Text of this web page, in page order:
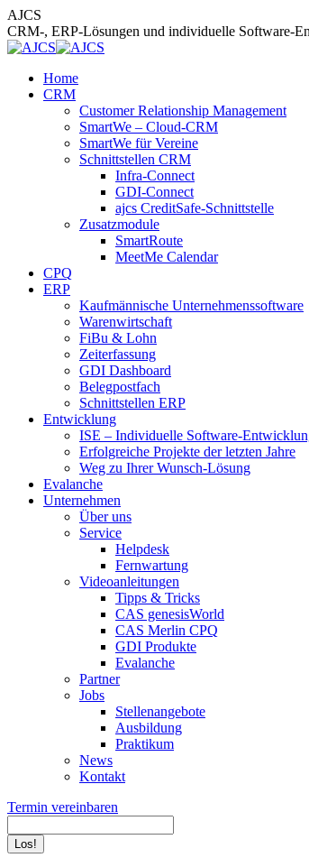
Zum
Inhalt
springen
AJCS
CRM-, ERP-Lösungen und individuelle Software-
Home
CRM
Customer Relationship Management
SmartWe – Cloud-CRM
SmartWe für Vereine
Schnittstellen CRM
Infra-Connect
GDI-Connect
ajcs CreditSafe-Schnittstelle
Zusatzmodule
SmartRoute
MeetMe Calendar
CPQ
ERP
Kaufmännische Unternehmenssoftware
Warenwirtschaft
FiBu & Lohn
Zeiterfassung
GDI Dashboard
Belegpostfach
Schnittstellen ERP
Entwicklung
ISE – Individuelle Software-
Erfolgreiche Projekte der letzten Jahre
Weg zu Ihrer Wunsch-Lösung
Evalanche
Unternehmen
Über uns
Service
Helpdesk
Fernwartung
Videoanleitungen
Tipps & Tricks
CAS genesisWorld
CAS Merlin CPQ
GDI Produkte
Evalanche
Partner
Jobs
Stellenangebote
Ausbildung
Praktikum
News
Kontakt
Termin vereinbaren